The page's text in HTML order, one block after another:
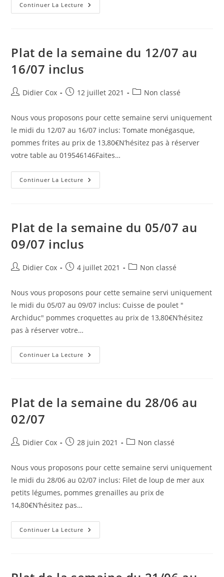
Continuer La Lecture
Plat de la semaine du 12/07 au
16/07 inclus
Didier Cox 12 juillet 2021 Non classé
Nous vous proposons pour cette semaine servi uniquement
le midi du 12/07 au 16/07 inclus: Tomate monégasque,
pommes frites au prix de 13,80€N’hésitez pas à réserver
votre table au 019546146Faites…
Continuer La Lecture
Plat de la semaine du 05/07 au
09/07 inclus
Didier Cox 4 juillet 2021 Non classé
Nous vous proposons pour cette semaine servi uniquement
le midi du 05/07 au 09/07 inclus: Cuisse de poulet "
Archiduc" pommes croquettes au prix de 13,80€N’hésitez
pas à réserver votre…
Continuer La Lecture
Plat de la semaine du 28/06 au
02/07
Didier Cox 28 juin 2021 Non classé
Nous vous proposons pour cette semaine servi uniquement
le midi du 28/06 au 02/07 inclus: Filet de loup de mer aux
petits légumes, pommes grenailles au prix de
14,80€N’hésitez pas…
Continuer La Lecture